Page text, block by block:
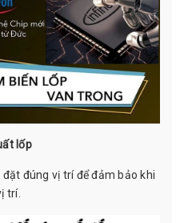
lốp
đúng vị trí để đảm bảo khi
trí.